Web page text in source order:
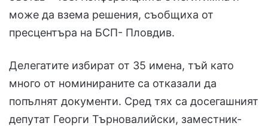
може да взема решения, съобщиха от
пресцентъра на БСП- Пловдив.
Делегатите избират от 35 имена, тъй като
много от номинираните са отказали да
попълнят документи. Сред тях са досегашният
депутат Георги Търновалийски, заместник-